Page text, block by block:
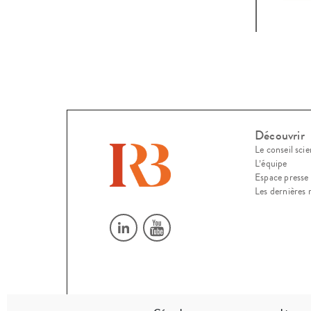
Découvrir
Le conseil
L’équipe
Espace presse
Les dernières